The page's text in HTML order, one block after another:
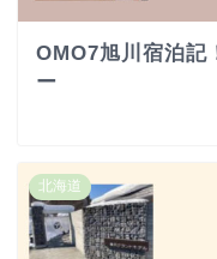
OMO7旭川宿泊記
ー
北海道